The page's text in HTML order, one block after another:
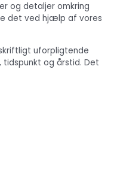
og detaljer omkring
det ved hjælp af vores
uforpligtende
og årstid. Det